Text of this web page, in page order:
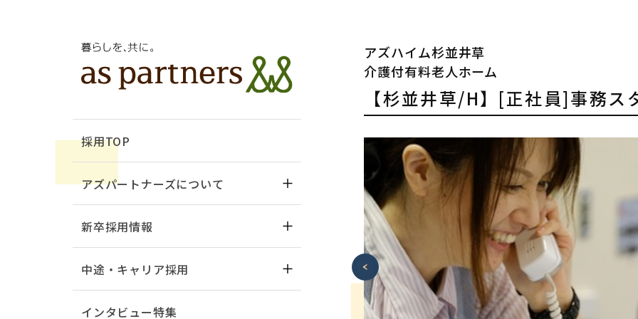
アズハイム杉並井草
介護付有料老人ホーム
【杉並井草/H】[正社員]事務ス
採用TOP
アズパートナーズについて
新卒採用情報
中途・キャリア採用
インタビュー特集